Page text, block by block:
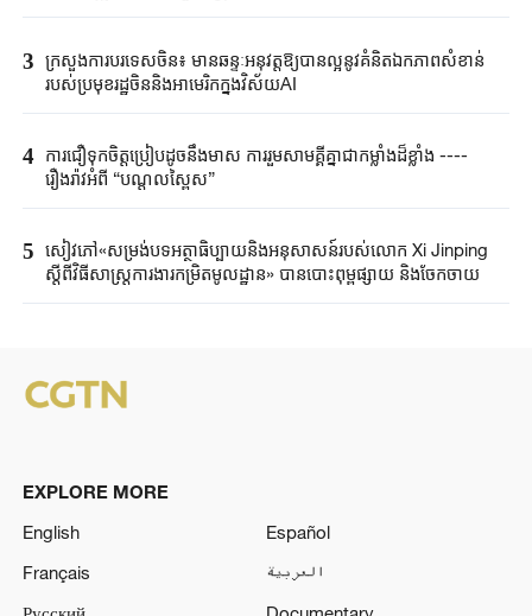
3 ក្រសួងការបរទេសចិន៖ មានឆន្ទៈអនុវត្តឱ្យបានល្អនូវគំនិតឯកភាពសំខាន់
របស់ប្រមុខរដ្ឋចិននិងអាមេរិកក្នុងវិស័យAI
4 ការជឿទុកចិត្តប្រៀបដូចនឹងមាស ការរួមសាមគ្គីគ្នាជាកម្លាំងដ៏ខ្លាំង ----
រឿងរ៉ាវអំពី “បណ្តូលស្ពៃស”
5 សៀវភៅ«សម្រង់បទអត្ថាធិប្បាយនិងអនុសាសន៍របស់លោក Xi Jinping
ស្តីពីវិធីសាស្ត្រការងារកម្រិតមូលដ្ឋាន» បានបោះពុម្ពផ្សាយ និងចែកចាយ
EXPLORE MORE
English
Español
Français
العربية